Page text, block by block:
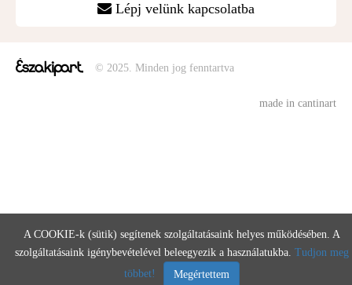
Lépj velünk kapcsolatba
© 2025. Minden jog fenntartva
made in cantinart
A COOKIE-k (sütik) segítenek szolgáltatásaink helyes működésében. A
szolgáltatásaink igénybevételével beleegyezik a használatukba. Tudjon meg
többet!
Megértettem